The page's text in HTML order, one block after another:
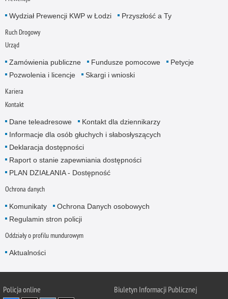
Wydział Prewencji KWP w Łodzi Przyszłość a Ty
Ruch Drogowy
Urząd
Zamówienia publiczne Fundusze pomocowe
Petycje
Pozwolenia i licencje
Skargi i wnioski
Kariera
Kontakt
Dane teleadresowe
Kontakt dla dziennikarzy
Informacje dla osób głuchych i słabosłyszących
Deklaracja dostępności
Raport o stanie zapewniania dostępności
PLAN DZIAŁANIA - Dostępność
Ochrona danych
Komunikaty
Ochrona Danych osobowych
Regulamin stron policji
Oddziały o profilu mundurowym
Aktualności
Policja online Biuletyn Informacji Publicznej